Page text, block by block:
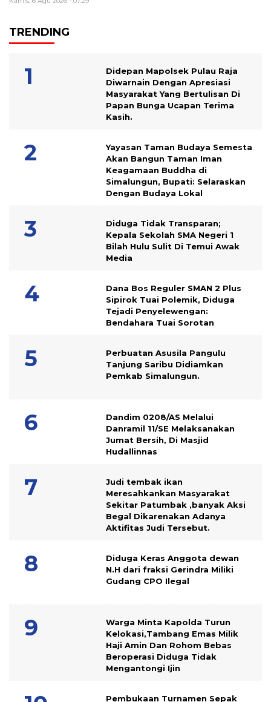
TRENDING
Didepan Mapolsek Pulau Raja
Diwarnain Dengan Apresiasi
Masyarakat Yang Bertulisan Di
Papan Bunga Ucapan Terima
Kasih.
Yayasan Taman Budaya Semesta
Akan Bangun Taman Iman
Keagamaan Buddha di
Simalungun, Bupati: Selaraskan
Dengan Budaya Lokal
Diduga Tidak Transparan;
Kepala Sekolah SMA Negeri 1
Bilah Hulu Sulit Di Temui Awak
Media
Dana Bos Reguler SMAN 2 Plus
Sipirok Tuai Polemik, Diduga
Tejadi Penyelewengan:
Bendahara Tuai Sorotan
Perbuatan Asusila Pangulu
Tanjung Saribu Didiamkan
Pemkab Simalungun.
Dandim 0208/AS Melalui
Danramil 11/SE Melaksanakan
Jumat Bersih, Di Masjid
Hudallinnas
Judi tembak ikan
Meresahkankan Masyarakat
Sekitar Patumbak ,banyak Aksi
Begal Dikarenakan Adanya
Aktifitas Judi Tersebut.
Diduga Keras Anggota dewan
N.H dari fraksi Gerindra Miliki
Gudang CPO Ilegal
Warga Minta Kapolda Turun
Kelokasi,Tambang Emas Milik
Haji Amin Dan Rohom Bebas
Beroperasi Diduga Tidak
Mengantongi Ijin
Pembukaan Turnamen Sepak